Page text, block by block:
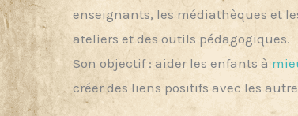
enseignants, les médiathèques et
ateliers et des outils pédagogiques.
Son objectif : aider les enfants à
créer des liens positifs avec les